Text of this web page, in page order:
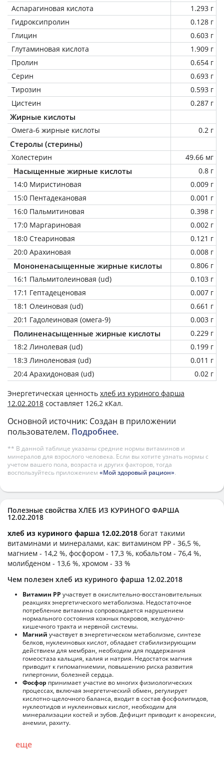
Аспарагиновая кислота
1.293 г
Гидроксипролин
0.128 г
Глицин
0.603 г
Глутаминовая кислота
1.909 г
Пролин
0.654 г
Серин
0.693 г
Тирозин
0.593 г
Цистеин
0.287 г
Жирные кислоты
Омега-6 жирные кислоты 0.2 г
Стеролы (стерины)
Холестерин 49.66 мг
Насыщенные жирные кислоты
0.8 г
14:0 Миристиновая
0.009 г
15:0 Пентадекановая
0.001 г
16:0 Пальмитиновая
0.398 г
17:0 Маргариновая
0.002 г
18:0 Стеариновая
0.121 г
20:0 Арахиновая
0.008 г
Мононенасыщенные жирные кислоты
0.806 г
16:1 Пальмитолеиновая (ud)
0.103 г
17:1 Гептадеценовая
0.007 г
18:1 Олеиновая (ud)
0.661 г
20:1 Гадолеиновая (омега-9)
0.003 г
Полиненасыщенные жирные кислоты
0.229 г
18:2 Линолевая (ud)
0.199 г
18:3 Линоленовая (ud)
0.011 г
20:4 Арахидоновая (ud)
0.02 г
Энергетическая ценность хлеб из куриного фарша
12.02.2018 составляет 126,2 кКал.
Основной источник: Создан в приложении
пользователем. Подробнее.
** В данной таблице указаны средние нормы витаминов и
минералов для взрослого человека. Если вы хотите узнать нормы с
учетом вашего пола, возраста и других факторов, тогда
воспользуйтесь приложением «Мой здоровый рацион».
Полезные свойства ХЛЕБ ИЗ КУРИНОГО ФАРША
12.02.2018
хлеб из куриного фарша 12.02.2018 богат такими
витаминами и минералами, как: витамином PP - 36,5 %,
магнием - 14,2 %, фосфором - 17,3 %, кобальтом - 76,4 %,
молибденом - 13,6 %, хромом - 33 %
Чем полезен хлеб из куриного фарша 12.02.2018
Витамин РР участвует в окислительно-восстановительных
реакциях энергетического метаболизма. Недостаточное
потребление витамина сопровождается нарушением
нормального состояния кожных покровов, желудочно-
кишечного тракта и нервной системы.
Магний участвует в энергетическом метаболизме, синтезе
белков, нуклеиновых кислот, обладает стабилизирующим
действием для мембран, необходим для поддержания
гомеостаза кальция, калия и натрия. Недостаток магния
приводит к гипомагниемии, повышению риска развития
гипертонии, болезней сердца.
Фосфор принимает участие во многих физиологических
процессах, включая энергетический обмен, регулирует
кислотно-щелочного баланса, входит в состав фосфолипидов,
нуклеотидов и нуклеиновых кислот, необходим для
минерализации костей и зубов. Дефицит приводит к анорексии,
анемии, рахиту.
еще